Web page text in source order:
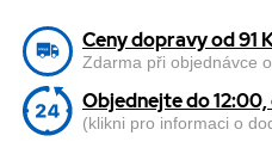
Ceny dopravy od 91
Zdarma při objednávce
Objednejte do
(klikni pro informaci o